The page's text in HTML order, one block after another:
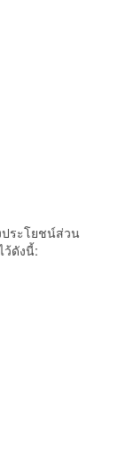
ประโยชน์ส่วน
ว้ดังนี้: